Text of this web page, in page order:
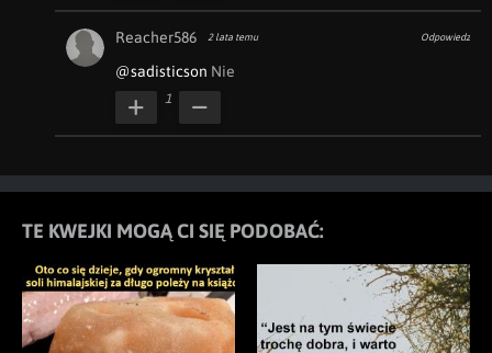
Reacher586 2 lata temu Odpowiedz
@sadisticson Nie
1
TE KWEJKI MOGĄ CI SIĘ PODOBAĆ: